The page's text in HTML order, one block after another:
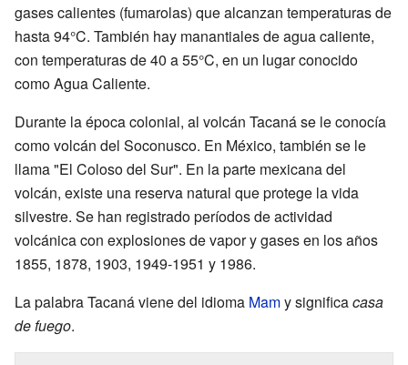
gases calientes (fumarolas) que alcanzan temperaturas de
hasta 94°C. También hay manantiales de agua caliente,
con temperaturas de 40 a 55°C, en un lugar conocido
como Agua Caliente.
Durante la época colonial, al volcán Tacaná se le conocía
como volcán del Soconusco. En México, también se le
llama "El Coloso del Sur". En la parte mexicana del
volcán, existe una reserva natural que protege la vida
silvestre. Se han registrado períodos de actividad
volcánica con explosiones de vapor y gases en los años
1855, 1878, 1903, 1949-1951 y 1986.
La palabra Tacaná viene del idioma Mamy significacasa
de fuego.